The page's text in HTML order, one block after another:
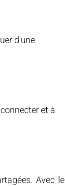
d'une
et à
Avec le